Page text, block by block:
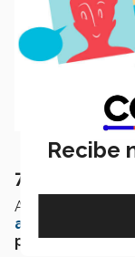
7. Flip:
Antes conocida
ahora es
panel de
Recibe